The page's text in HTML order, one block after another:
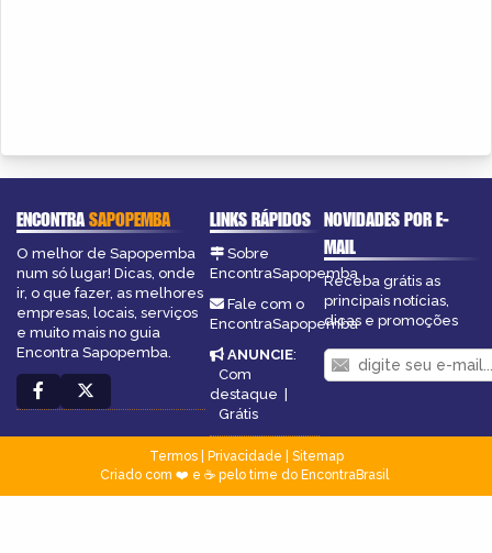
ENCONTRASAPOPEMBA
O melhor de Sapopemba
num só lugar! Dicas, onde
ir, o que fazer, as melhores
empresas, locais, serviços
e muito mais no guia
Encontra Sapopemba.
LINKS RÁPIDOS
Sobre
EncontraSapopemba
Fale com o
EncontraSapopemba
ANUNCIE:
Com
destaque |
Grátis
NOVIDADES POR E-
MAIL
Receba grátis as
principais notícias,
dicas e promoções
Termos| Privacidade
Sitemap
Criado com ❤️ e ☕ pelo time do EncontraBrasil